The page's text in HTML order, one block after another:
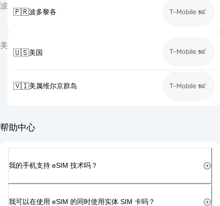
波
🇵🇷波多黎各 T-Mobile
美
🇺🇸美国 T-Mobile
🇻🇮美属维尔京群岛 T-Mobile
帮助中心
我的手机支持 eSIM 技术吗？
我可以在使用 eSIM 的同时使用实体 SIM 卡吗？